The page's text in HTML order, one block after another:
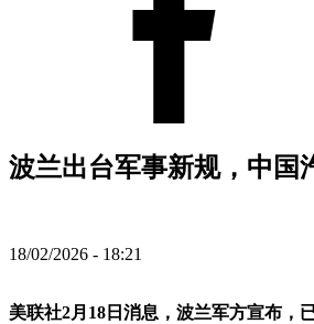
波兰出台军事新规，中国
18/02/2026 - 18:21
美联社2月18日消息，波兰军方宣布，